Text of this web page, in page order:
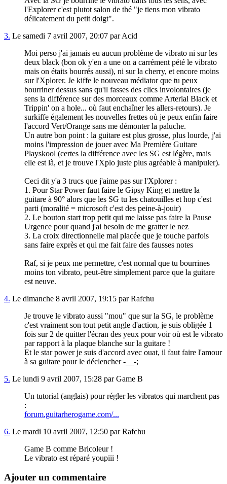
l'Explorer c'est plutot salon de thé "je tiens mon vibrato
délicatement du petit doigt".
3. Le samedi 7 avril 2007, 20:07 par Acid
Moi perso j'ai jamais eu aucun problème de vibrato ni sur les
deux black (bon ok y'en a une on a carrément pété le vibrato
mais on étaits bourrés aussi), ni sur la cherry, et encore moins
sur l'Xplorer. Je kiffe le nouveau médiator que tu peux
bourriner dessus sans qu'il fasses des clics involontaires (je
sens la différence sur des morceaux comme Arterial Black et
Trippin' on a hole... où faut enchaîner les allers-retours). Je
surkiffe également les nouvelles frettes où je peux enfin faire
l'accord Vert/Orange sans me démonter la paluche.
Un autre bon point : la guitare est plus grosse, plus lourde, j'ai
moins l'impression de jouer avec Ma Première Guitare
Playskool (certes la différence avec les SG est légère, mais
elle est là, et je trouve l'Xplo juste plus agréable à manipuler).
Ceci dit y'a 3 trucs que j'aime pas sur l'Xplorer :
1. Pour Star Power faut faire le Gipsy King et mettre la
guitare à 90° alors que les SG tu les chatouilles et hop c'est
parti (moralité = microsoft c'est des peine-à-jouir)
2. Le bouton start trop petit qui me laisse pas faire la Pause
Urgence pour quand j'ai besoin de me gratter le nez
3. La croix directionnelle mal placée que je touche parfois
sans faire exprès et qui me fait faire des fausses notes
Raf, si je peux me permettre, c'est normal que tu bourrines
moins ton vibrato, peut-être simplement parce que la guitare
est neuve.
4. Le dimanche 8 avril 2007, 19:15 par Rafchu
Je trouve le vibrato aussi "mou" que sur la SG, le problème
c'est vraiment son tout petit angle d'action, je suis obligée 1
fois sur 2 de quitter l'écran des yeux pour voir où est le vibrato
par rapport à la plaque blanche sur la guitare !
Et le star power je suis d'accord avec ouat, il faut faire l'amour
à sa guitare pour le déclencher -__-;
5. Le lundi 9 avril 2007, 15:28 par Game B
Un tutorial (anglais) pour régler les vibratos qui marchent pas
:
forum.guitarherogame.com/...
6. Le mardi 10 avril 2007, 12:50 par Rafchu
Game B comme Bricoleur !
Le vibrato est réparé youpiii !
Ajouter un commentaire